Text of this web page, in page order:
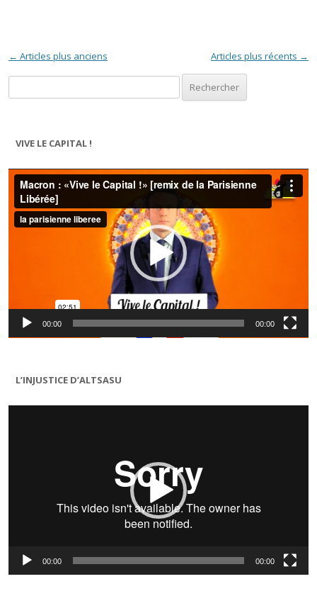
Navigation des articles
← Articles plus anciens Articles plus récents →
VIVE LE CAPITAL !
Lecteur
vidéo
00:00 00:00
L’INJUSTICE D’ALTSASU
Lecteur
00:00 00:00